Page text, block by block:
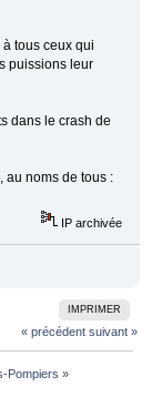
tous ceux qui
puissions leur
dans le crash de
au noms de tous :
IP archivée
IMPRIMER
« précédent suivant »
Pompiers »